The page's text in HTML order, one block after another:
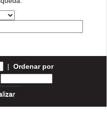
| Ordenar por